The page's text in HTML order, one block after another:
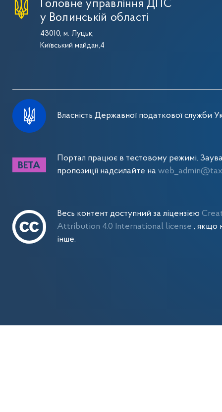
Головне управління ДПС
у Волинській області
43010, м. Луцьк,
Київський майдан,4
Власність Державної податкової служби
Портал працює в тестовому режимі.
пропозиції надсилайте на
Весь контент доступний за ліцензією
Attribution 4.0 International license , якщо
інше.